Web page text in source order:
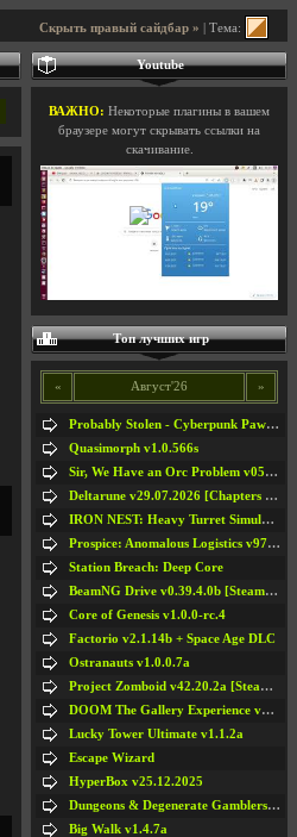
Скрыть правый сайдбар » | Тема:
Youtube
ВАЖНО: Некоторые плагины в вашем
браузере могут скрывать ссылки на
скачивание.
Топ лучших игр
« Август'26 »
Probably Stolen - Cyberpunk Pawnshop Simulator v048c [Playtest]
Quasimorph v1.0.566s
Sir, We Have an Orc Problem v05.08.2026
Deltarune v29.07.2026 [Chapters 1-5] / + RUS [Chapters 1-5]
IRON NEST: Heavy Turret Simulator v1.0a
Prospice: Anomalous Logistics v97 [Playtest]
Station Breach: Deep Core
BeamNG Drive v0.39.4.0b [Steam Early Access]
Core of Genesis v1.0.0-rc.4
Factorio v2.1.14b + Space Age DLC
Ostranauts v1.0.0.7a
Project Zomboid v42.20.2a [Steam Early Access]
DOOM The Gallery Experience v1.4.2
Lucky Tower Ultimate v1.1.2a
Escape Wizard
HyperBox v25.12.2025
Dungeons & Degenerate Gamblers v2.0.2a
Big Walk v1.4.7a